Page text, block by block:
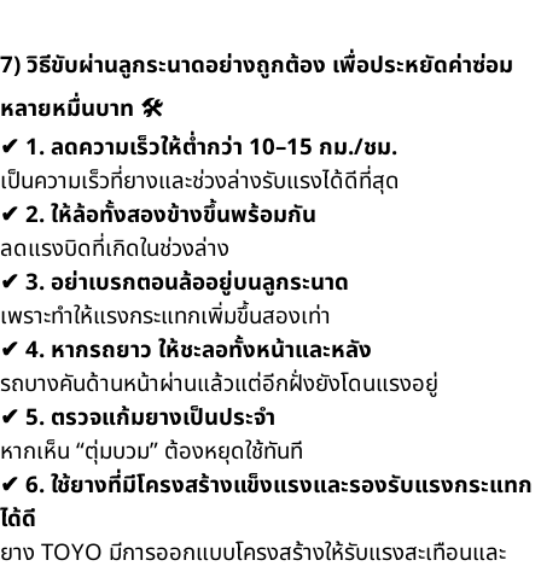
7) วิธีขับผ่านลูกระนาดอย่างถูกต้อง เพื่อประหยัดค่าซ่อม
หลายหมื่นบาท 🛠️
✔ 1. ลดความเร็วให้ต่ำกว่า 10–15 กม./ชม.
เป็นความเร็วที่ยางและช่วงล่างรับแรงได้ดีที่สุด
✔ 2. ให้ล้อทั้งสองข้างขึ้นพร้อมกัน
ลดแรงบิดที่เกิดในช่วงล่าง
✔ 3. อย่าเบรกตอนล้ออยู่บนลูกระนาด
เพราะทำให้แรงกระแทกเพิ่มขึ้นสองเท่า
✔ 4. หากรถยาว ให้ชะลอทั้งหน้าและหลัง
รถบางคันด้านหน้าผ่านแล้วแต่อีกฝั่งยังโดนแรงอยู่
✔ 5. ตรวจแก้มยางเป็นประจำ
หากเห็น “ตุ่มบวม” ต้องหยุดใช้ทันที
✔ 6. ใช้ยางที่มีโครงสร้างแข็งแรงและรองรับแรงกระแทก
ได้ดี
ยาง TOYO มีการออกแบบโครงสร้างให้รับแรงสะเทือนและ